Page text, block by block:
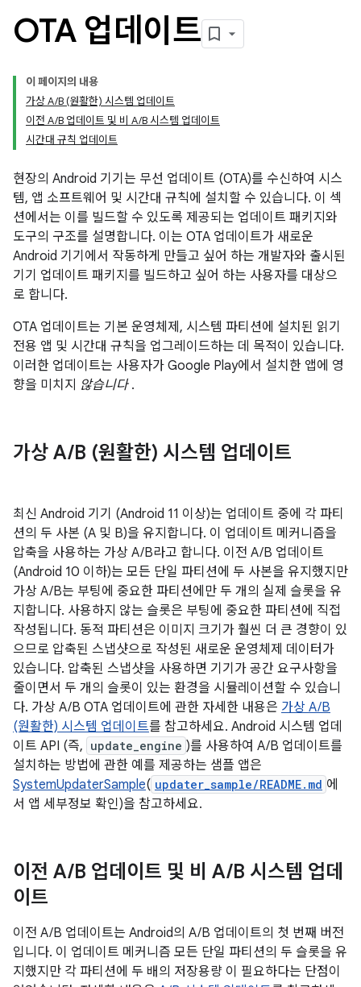
OTA 업데이트
이 페이지의 내용
가상 A/B (원활한) 시스템 업데이트
이전 A/B 업데이트 및 비 A/B 시스템 업데이트
시간대 규칙 업데이트
현장의 Android 기기는 무선 업데이트 (OTA)를 수신하여 시스
템, 앱 소프트웨어 및 시간대 규칙에 설치할 수 있습니다. 이 섹
션에서는 이를 빌드할 수 있도록 제공되는 업데이트 패키지와
도구의 구조를 설명합니다. 이는 OTA 업데이트가 새로운
Android 기기에서 작동하게 만들고 싶어 하는 개발자와 출시된
기기 업데이트 패키지를 빌드하고 싶어 하는 사용자를 대상으
로 합니다.
OTA 업데이트는 기본 운영체제, 시스템 파티션에 설치된 읽기
전용 앱 및 시간대 규칙을 업그레이드하는 데 목적이 있습니다.
이러한 업데이트는 사용자가 Google Play에서 설치한 앱에 영
향을 미치지 않습니다.
가상 A/B (원활한) 시스템 업데이트
최신 Android 기기 (Android 11 이상)는 업데이트 중에 각 파티
션의 두 사본 (A 및 B)을 유지합니다. 이 업데이트 메커니즘을
압축을 사용하는 가상 A/B라고 합니다. 이전 A/B 업데이트
(Android 10 이하)는 모든 단일 파티션에 두 사본을 유지했지만
가상 A/B는 부팅에 중요한 파티션에만 두 개의 실제 슬롯을 유
지합니다. 사용하지 않는 슬롯은 부팅에 중요한 파티션에 직접
작성됩니다. 동적 파티션은 이미지 크기가 훨씬 더 큰 경향이 있
으므로 압축된 스냅샷으로 작성된 새로운 운영체제 데이터가
있습니다. 압축된 스냅샷을 사용하면 기기가 공간 요구사항을
줄이면서 두 개의 슬롯이 있는 환경을 시뮬레이션할 수 있습니
다. 가상 A/B OTA 업데이트에 관한 자세한 내용은 가상 A/B
(원활한) 시스템 업데이트를 참고하세요. Android 시스템 업데
이트 API (즉, update_engine )를 사용하여 A/B 업데이트를
설치하는 방법에 관한 예를 제공하는 샘플 앱은
SystemUpdaterSample( updater_sample/README.md 에
서 앱 세부정보 확인)을 참고하세요.
이전 A/B 업데이트 및 비 A/B 시스템 업데
이트
이전 A/B 업데이트는 Android의 A/B 업데이트의 첫 번째 버전
입니다. 이 업데이트 메커니즘 모든 단일 파티션의 두 슬롯을 유
지했지만 각 파티션에 두 배의 저장용량 이 필요하다는 단점이